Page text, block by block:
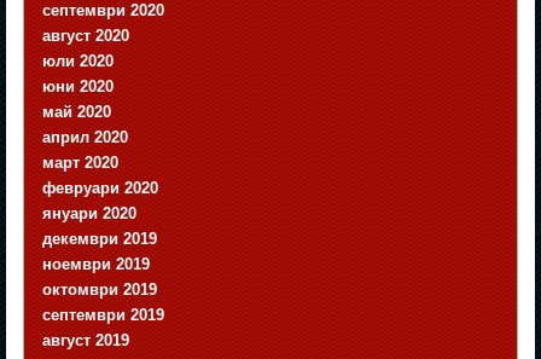
септември 2020
август 2020
юли 2020
юни 2020
май 2020
април 2020
март 2020
февруари 2020
януари 2020
декември 2019
ноември 2019
октомври 2019
септември 2019
август 2019